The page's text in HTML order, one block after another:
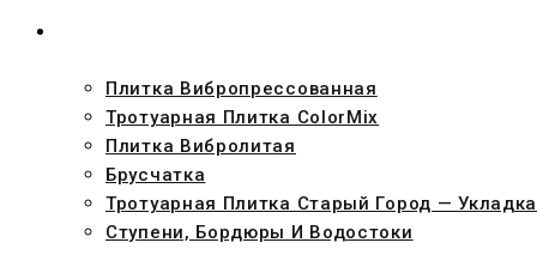
Плитка Вибропрессованная
Тротуарная Плитка ColorMix
Плитка Вибролитая
Брусчатка
Тротуарная Плитка Старый Город — Укладка
Ступени, Бордюры И Водостоки